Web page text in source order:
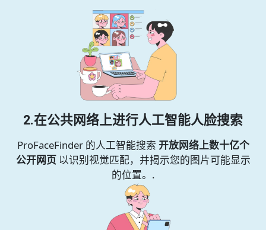
2.在公共网络上进行人工智能人脸搜索
ProFaceFinder 的人工智能搜索 开放网络上数十亿个
公开网页以识别视觉匹配，并揭示您的图片可能显示
的位置。.